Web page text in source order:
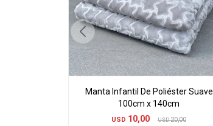
Manta Infantil De Poliéster Suave
100cm x 140cm
USD 10,00 USD 20,00